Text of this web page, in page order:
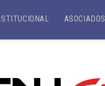
ASOCIADOS